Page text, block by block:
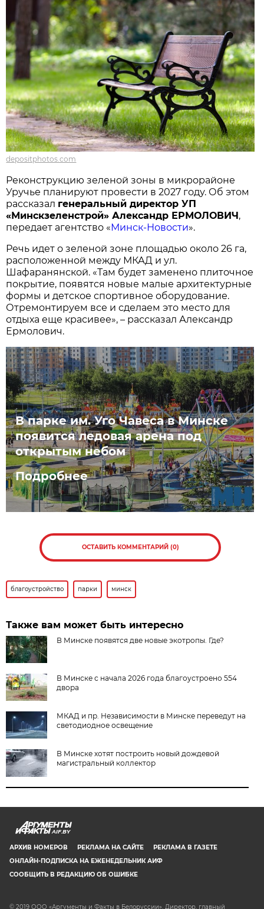
depositphotos.com
Реконструкцию зеленой зоны в микрорайоне
Уручье планируют провести в 2027 году. Об этом
рассказал генеральный директор УП
«Минскзеленстрой» Александр ЕРМОЛОВИЧ ,
передает агентство « Минск-Новости».
Речь идет о зеленой зоне площадью около 26 га,
расположенной между МКАД и ул.
Шафаранянской. «Там будет заменено плиточное
покрытие, появятся новые малые архитектурные
формы и детское спортивное оборудование.
Отремонтируем все и сделаем это место для
отдыха еще красивее», – рассказал Александр
Ермолович.
В парке им. Уго Чавеса в Минске
появится ледовая арена под
открытым небом
Подробнее
ОСТАВИТЬ КОММЕНТАРИЙ (0)
благоустройство парки минск
Также вам может быть интересно
В Минске появятся две новые экотропы. Где?
В Минске с начала 2026 года благоустроено 554
двора
МКАД и пр. Независимости в Минске переведут на
светодиодное освещение
В Минске хотят построить новый дождевой
магистральный коллектор
AIF.BY
АРХИВ НОМЕРОВ РЕКЛАМА НА САЙТЕ
РЕКЛАМА В ГАЗЕТЕ
ОНЛАЙН-ПОДПИСКА НА ЕЖЕНЕДЕЛЬНИК АИФ
СООБЩИТЬ В РЕДАКЦИЮ ОБ ОШИБКЕ
© 2019 ООО «Аргументы и Факты в Белоруссии». Директор, главный